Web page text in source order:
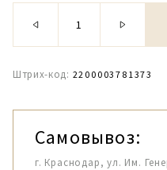
Штрих-код: 2200003781373
Самовывоз:
г. Краснодар, ул. Им.